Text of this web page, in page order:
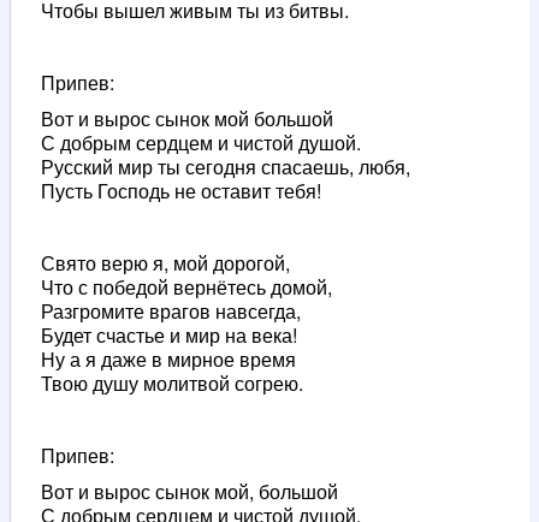
Чтобы вышел живым ты из битвы.
Припев:
Вот и вырос сынок мой большой
С добрым сердцем и чистой душой.
Русский мир ты сегодня спасаешь, любя,
Пусть Господь не оставит тебя!
Свято верю я, мой дорогой,
Что с победой вернётесь домой,
Разгромите врагов навсегда,
Будет счастье и мир на века!
Ну а я даже в мирное время
Твою душу молитвой согрею.
Припев:
Вот и вырос сынок мой, большой
С добрым сердцем и чистой душой.